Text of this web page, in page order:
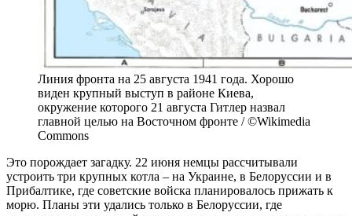
Линия фронта на 25 августа 1941 года. Хорошо
виден крупный выступ в районе Киева,
окружение которого 21 августа Гитлер назвал
главной целью на Восточном фронте / ©Wikimedia
Commons
Это порождает загадку. 22 июня немцы рассчитывали
устроить три крупных котла – на Украине, в Белоруссии и в
Прибалтике, где советские войска планировалось прижать к
морю. Планы эти удались только в Белоруссии, где